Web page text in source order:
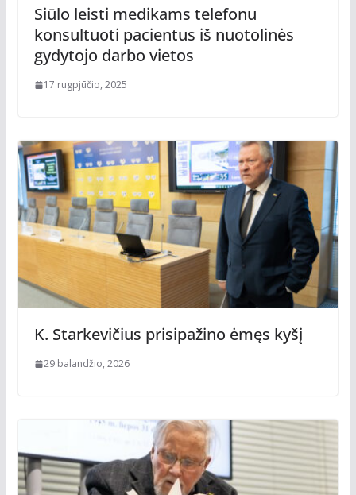
Siūlo leisti medikams telefonu
konsultuoti pacientus iš nuotolinės
gydytojo darbo vietos
17 rugpjūčio, 2025
K. Starkevičius prisipažino ėmęs kyšį
29 balandžio, 2026